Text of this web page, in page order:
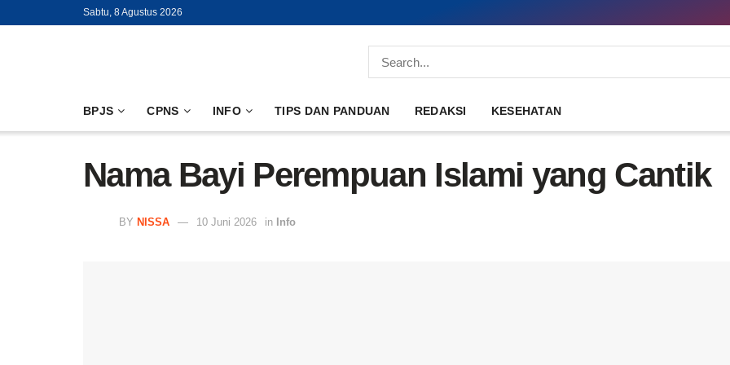
Sabtu, 8 Agustus 2026
BPJS CPNS INFO TIPS DAN PANDUAN REDAKSI KESEHATAN
Nama Bayi Perempuan Islami yang Cantik
BY NISSA 10 Juni 2026 in Info